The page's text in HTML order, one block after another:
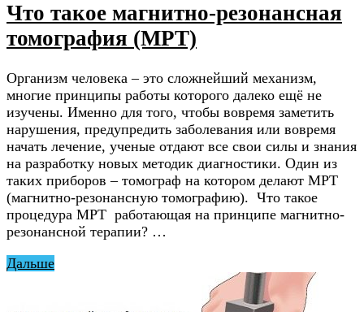
Что такое магнитно-резонансная
томография (МРТ)
Организм человека – это сложнейший механизм,
многие принципы работы которого далеко ещё не
изучены. Именно для того, чтобы вовремя заметить
нарушения, предупредить заболевания или вовремя
начать лечение, ученые отдают все свои силы и знания
на разработку новых методик диагностики. Один из
таких приборов – томограф на котором делают МРТ
(магнитно-резонансную томографию). Что такое
процедура МРТ работающая на принципе магнитно-
резонансной терапии? …
Дальше